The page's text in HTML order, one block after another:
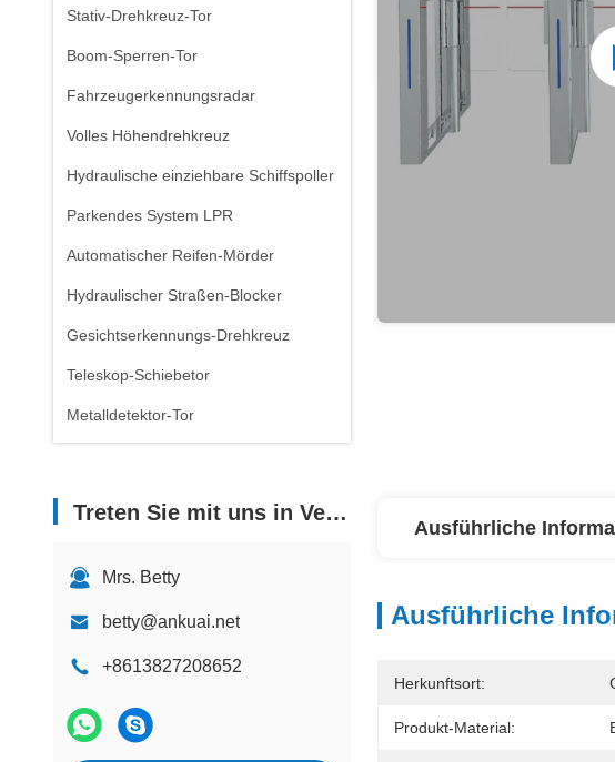
Stativ-Drehkreuz-Tor
Boom-Sperren-Tor
Fahrzeugerkennungsradar
Volles Höhendrehkreuz
Hydraulische einziehbare Schiffspoller
Parkendes System LPR
Automatischer Reifen-Mörder
Hydraulischer Straßen-Blocker
Gesichtserkennungs-Drehkreuz
Teleskop-Schiebetor
Metalldetektor-Tor
Treten Sie mit uns in Verbindung
Mrs. Betty
betty@ankuai.net
+8613827208652
Ausführliche
Ausführliche
Herkunftsort:
Produkt-Material: